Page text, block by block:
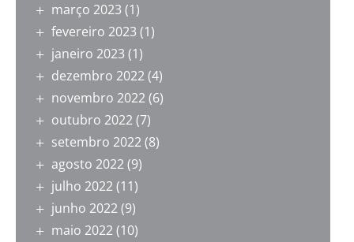
março 2023 (1)
fevereiro 2023 (1)
janeiro 2023 (1)
dezembro 2022(4)
novembro 2022(6)
outubro 2022(7)
setembro 2022(8)
agosto 2022(9)
julho 2022(11)
junho 2022(9)
maio 2022(10)